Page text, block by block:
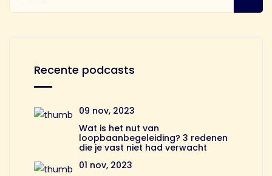
Recente podcasts
09 nov, 2023
Wat is het nut van
loopbaanbegeleiding? 3 redenen
die je vast niet had verwacht
01 nov, 2023